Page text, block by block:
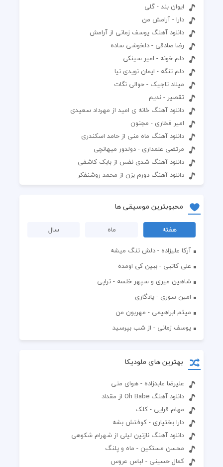
ایوان بند - گلی
دارا - آرامش من
دانلود آهنگ یوسف زمانی از آرامش
رضا صادقی - دلخوشی ساده
دلم خونه - امیر سینکی
دلم تنگه - ایمان نویدی نیا
میلاد تاجیک - حوالی نگات
تقصیر - ندیم
دانلود آهنگ خانه ی امید از مهرداد سعیدی
امیر فخاری - مجنون
دانلود آهنگ ماه منی از حامد اسکندری
مرتضی علمداری - دولدور میهانچی
دانلود آهنگ شدی نفس از بابک کاشفی
دانلود آهنگ دورم بزن از محمد روشنفکر
محبوبترین موسیقی ها
هفته ماه
سال
آرکا علیزاده - دلش تنگ میشه
علی کاتبی - ببین کی اومده
شاهین میری و سپهر خلسه - تراپی
امین سوری - یادگاری
میثم ابراهیمی - مهربون من
یوسف زمانی - از شب بپرسید
بهترین های ملودیکا
علیرضا عابدزاده - هوای منی
دانلود آهنگ Oh Babe از مقداد
مهام قرایی - کلک
دارا بختیاری - کوفتش بشه
دانلود آهنگ نازنین لیلی از شهرام شکوهی
محسن مستکین - ماه و پلنگ
کمال حسینی - لباس عروس